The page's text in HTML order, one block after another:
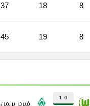
8
18
37
8
19
45
0 : 1
فيردر بريمن